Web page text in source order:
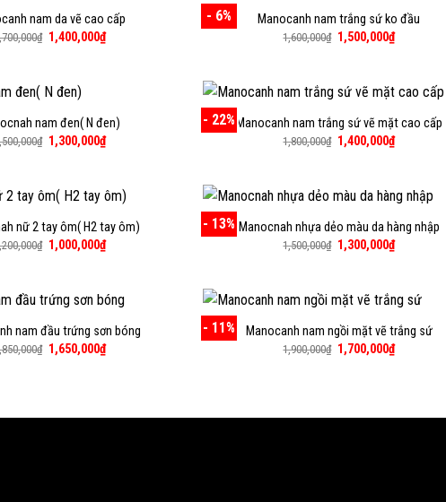
nam da vẽ cao cấp
₫ Giá
gốc
1,400,000₫Giá
hiện
- 6% Manocanh nam trắng sứ ko đầu
1,600,000₫ Giá
gốc
1,500,000₫Giá
hiện
1,500,000₫.
nam đen( N đen)
₫ Giá
gốc
1,300,000₫Giá
hiện
1,300,000₫.
- 22% Manocanh nam trắng sứ vẽ mặt cao cấp
1,800,000₫ Giá
gốc
1,400,000₫Giá
hiện
1,400,000₫.
nữ 2 tay ôm( H2 tay ôm)
₫ Giá
gốc
1,000,000₫Giá
hiện
1,000,000₫.
- 13% Manocnah nhựa dẻo màu da hàng nhập
1,500,000₫ Giá
gốc
1,300,000₫Giá
hiện
1,300,000₫.
nam đầu trứng sơn bóng
₫ Giá
gốc
1,650,000₫Giá
hiện
- 11% Manocanh nam ngồi mặt vẽ trắng sứ
1,900,000₫ Giá
gốc
1,700,000₫Giá
hiện